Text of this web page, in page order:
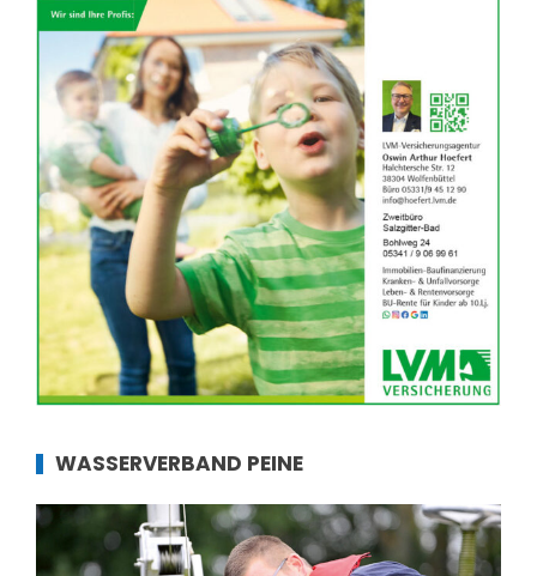
WASSERVERBAND PEINE